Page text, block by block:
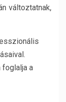
változtatnak,
foglalja a